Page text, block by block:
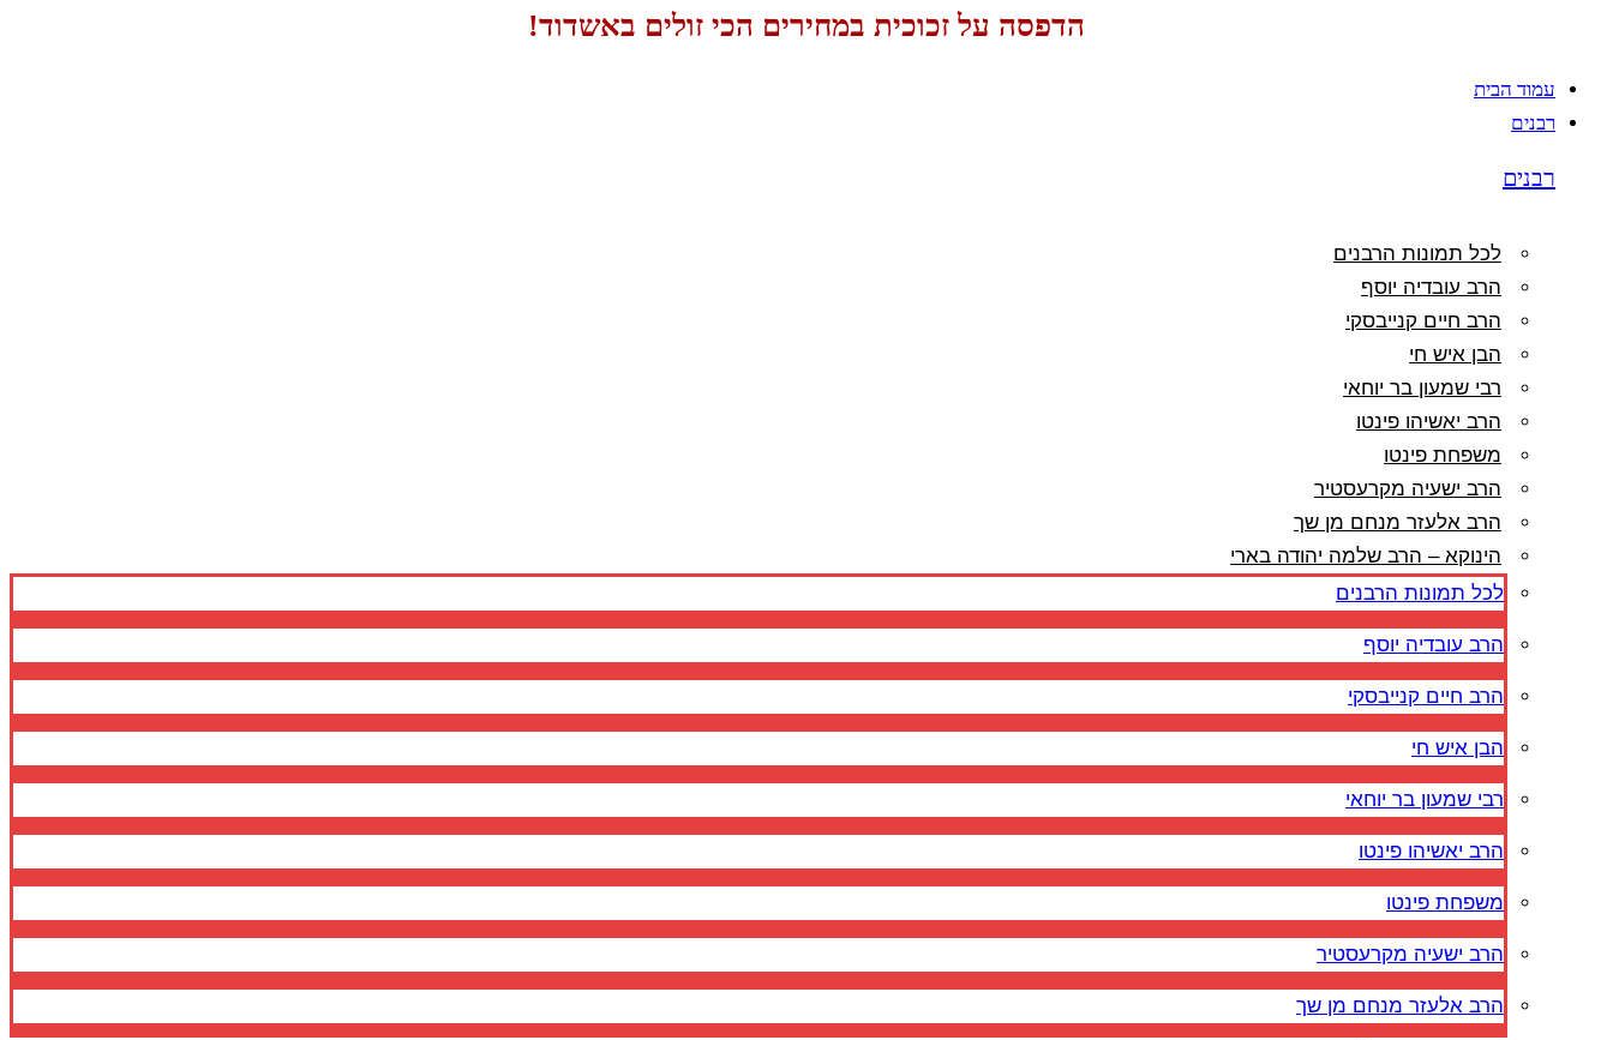
הדפסה על זכוכית במחירים הכי זולים באשדוד!
עמוד הבית
רבנים
רבנים
לכל תמונות הרבנים
הרב עובדיה יוסף
הרב חיים קנייבסקי
הבן איש חי
רבי שמעון בר יוחאי
הרב יאשיהו פינטו
משפחת פינטו
הרב ישעיה מקרעסטיר
הרב אלעזר מנחם מן שך
הינוקא – הרב שלמה יהודה בארי
לכל תמונות הרבנים
הרב עובדיה יוסף
הרב חיים קנייבסקי
הבן איש חי
רבי שמעון בר יוחאי
הרב יאשיהו פינטו
משפחת פינטו
הרב ישעיה מקרעסטיר
הרב אלעזר מנחם מן שך